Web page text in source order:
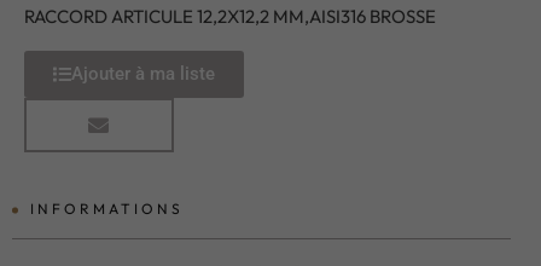
RACCORD ARTICULE 12,2X12,2 MM,AISI316 BROSSE
Ajouter à ma liste
INFORMATIONS